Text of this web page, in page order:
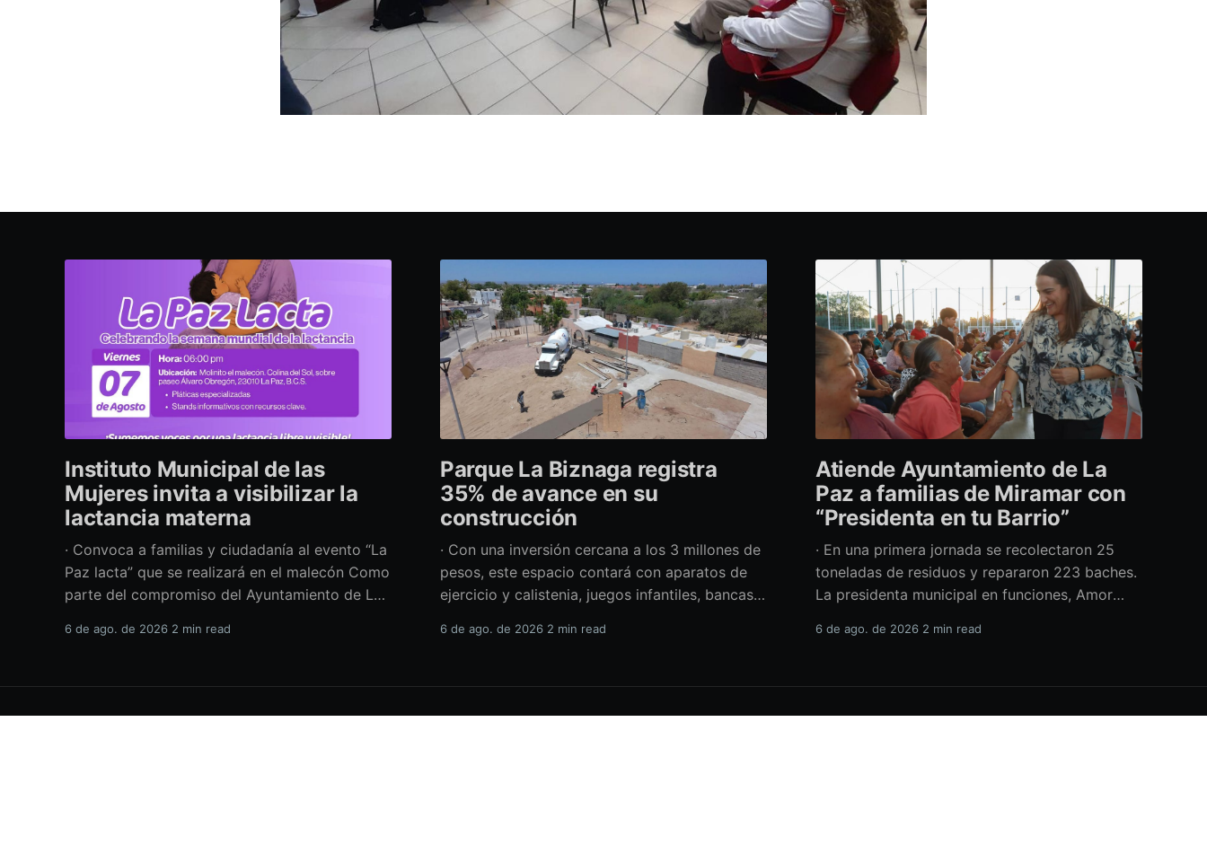
Instituto Municipal de las
Mujeres invita a visibilizar la
lactancia materna
· Convoca a familias y ciudadanía al evento “La
Paz lacta” que se realizará en el malecón Como
parte del compromiso del Ayuntamiento de La
promuevan el bienestar, la salud y los derechos
incluyentes, el Instituto Municipal
6 de ago. de 2026 2 min read
Parque La Biznaga registra
35% de avance en su
construcción
· Con una inversión cercana a los 3 millones de
pesos, este espacio contará con aparatos de
ejercicio y calistenia, juegos infantiles, bancas,
alcaldesa de La Paz en funciones, Amor Fenech
construcción del parque La Biznaga ubicado
6 de ago. de 2026 2 min read
Atiende Ayuntamiento de La
Paz a familias de Miramar con
“Presidenta en tu Barrio”
· En una primera jornada se recolectaron 25
toneladas de residuos y repararon 223 baches.
La presidenta municipal en funciones, Amor
programa “Presidenta en tu Barrio” en la
Paz brindó más de 600 servicios sociales y
6 de ago. de 2026 2 min read